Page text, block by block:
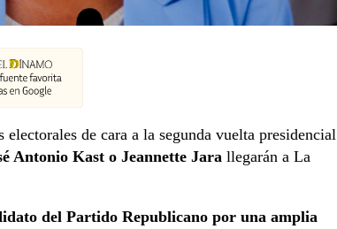
de cara a la segunda vuelta presidencial
Antonio Kast o Jeannette Jara llegarán a La
del Partido Republicano por una amplia